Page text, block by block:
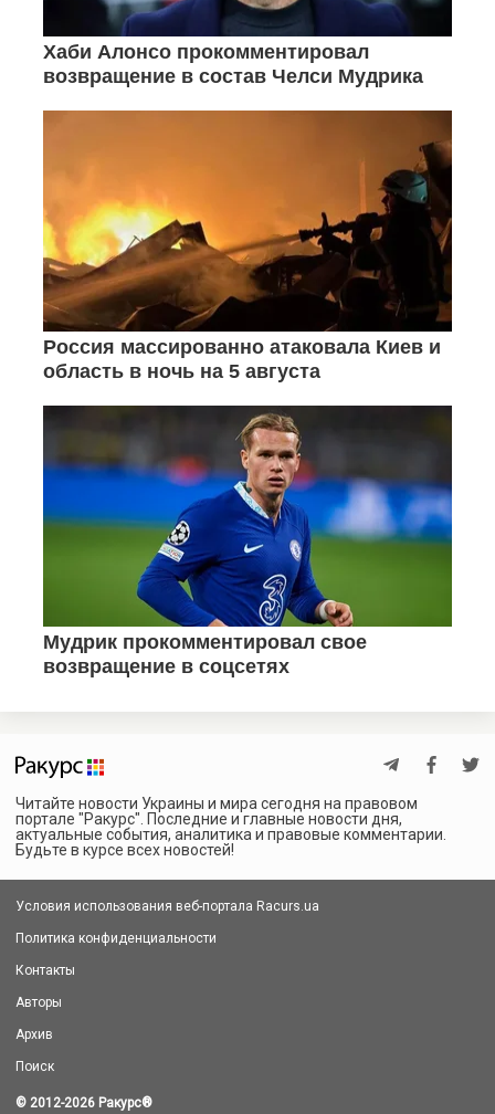
Читайте новости Украины и мира сегодня на правовом
портале "Ракурс". Последние и главные новости дня,
актуальные события, аналитика и правовые комментарии.
Будьте в курсе всех новостей!
Условия использования веб-портала Racurs.ua
Политика конфиденциальности
Контакты
Авторы
Архив
Поиск
© 2012-2026 Ракурс®